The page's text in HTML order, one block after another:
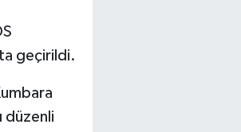
geçirildi.
düzenli